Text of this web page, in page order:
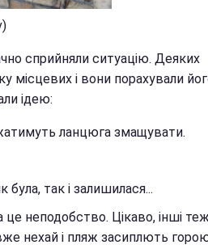
сприйняли ситуацію. Деяких
місцевих і вони порахували
ідею:
ланцюга змащувати.
так і залишилася...
це неподобство. Цікаво, інші
нехай і пляж засиплють